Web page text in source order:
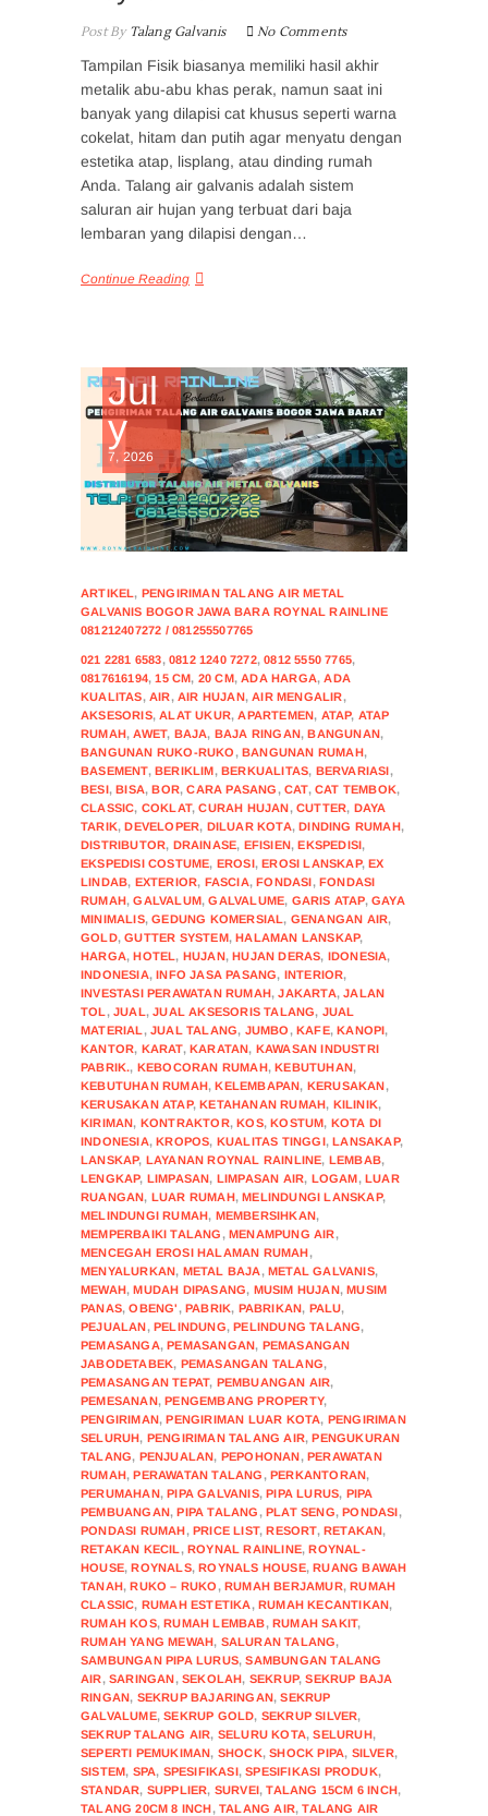
Post ByTalang Galvanis No Comments
Tampilan Fisik biasanya memiliki hasil akhir
metalik abu-abu khas perak, namun saat ini
banyak yang dilapisi cat khusus seperti warna
cokelat, hitam dan putih agar menyatu dengan
estetika atap, lisplang, atau dinding rumah
Anda. Talang air galvanis adalah sistem
saluran air hujan yang terbuat dari baja
lembaran yang dilapisi dengan…
Continue Reading
Jul
y
7, 2026
ARTIKEL, PENGIRIMAN TALANG AIR METAL
GALVANIS BOGOR JAWA BARA ROYNAL RAINLINE
081212407272 / 081255507765
021 2281 6583,0812 1240 7272,0812 5550 7765,
0817616194,15 CM, 20 CM,ADA HARGA,ADA
KUALITAS,AIR,AIR HUJAN,AIR MENGALIR,
AKSESORIS,ALAT UKUR,APARTEMEN, ATAP, ATAP
RUMAH,AWET, BAJA, BAJA RINGAN,BANGUNAN,
BANGUNAN RUKO-RUKO ,BANGUNAN RUMAH,
BASEMENT,BERIKLIM,BERKUALITAS, BERVARIASI,
BESI,BISA,BOR,CARA PASANG ,CAT,CAT TEMBOK,
CLASSIC, COKLAT,CURAH HUJAN,CUTTER, DAYA
TARIK,DEVELOPER, DILUAR KOTA,DINDING RUMAH,
DISTRIBUTOR, DRAINASE, EFISIEN,EKSPEDISI,
EKSPEDISI COSTUME, EROSI,EROSI LANSKAP,EX
LINDAB, EXTERIOR, FASCIA,FONDASI,FONDASI
RUMAH,GALVALUM,GALVALUME, GARIS ATAP,GAYA
MINIMALIS,GEDUNG KOMERSIAL, GENANGAN AIR,
GOLD,GUTTER SYSTEM,HALAMAN LANSKAP,
HARGA,HOTEL, HUJAN,HUJAN DERAS, IDONESIA,
INDONESIA,INFO JASA PASANG, INTERIOR,
INVESTASI PERAWATAN RUMAH,JAKARTA,JALAN
TOL ,JUAL,JUAL AKSESORIS TALANG, JUAL
MATERIAL ,JUAL TALANG, JUMBO ,KAFE,KANOPI,
KANTOR, KARAT,KARATAN, KAWASAN INDUSTRI
PABRIK., KEBOCORAN RUMAH,KEBUTUHAN,
KEBUTUHAN RUMAH,KELEMBAPAN, KERUSAKAN,
KERUSAKAN ATAP,KETAHANAN RUMAH, KILINIK,
KIRIMAN, KONTRAKTOR,KOS,KOSTUM, KOTA DI
INDONESIA,KROPOS, KUALITAS TINGGI,LANSAKAP,
LANSKAP, LAYANAN ROYNAL RAINLINE, LEMBAB,
LENGKAP, LIMPASAN, LIMPASAN AIR, LOGAM,LUAR
RUANGAN, LUAR RUMAH,MELINDUNGI LANSKAP,
MELINDUNGI RUMAH, MEMBERSIHKAN,
MEMPERBAIKI TALANG ,MENAMPUNG AIR,
MENCEGAH EROSI HALAMAN RUMAH,
MENYALURKAN, METAL BAJA,METAL GALVANIS,
MEWAH,MUDAH DIPASANG, MUSIM HUJAN,MUSIM
PANAS,OBENG' ,PABRIK, PABRIKAN, PALU,
PEJUALAN,PELINDUNG,PELINDUNG TALANG,
PEMASANGA,PEMASANGAN, PEMASANGAN
JABODETABEK, PEMASANGAN TALANG,
PEMASANGAN TEPAT, PEMBUANGAN AIR,
PEMESANAN,PENGEMBANG PROPERTY,
PENGIRIMAN,PENGIRIMAN LUAR KOTA, PENGIRIMAN
SELURUH, PENGIRIMAN TALANG AIR,PENGUKURAN
TALANG, PENJUALAN, PEPOHONAN,PERAWATAN
RUMAH,PERAWATAN TALANG ,PERKANTORAN,
PERUMAHAN,PIPA GALVANIS,PIPA LURUS, PIPA
PEMBUANGAN,PIPA TALANG ,PLAT SENG,PONDASI,
PONDASI RUMAH,PRICE LIST,RESORT,RETAKAN,
RETAKAN KECIL ,ROYNAL RAINLINE,ROYNAL-
HOUSE,ROYNALS,ROYNALS HOUSE,RUANG BAWAH
TANAH,RUKO – RUKO ,RUMAH BERJAMUR,RUMAH
CLASSIC, RUMAH ESTETIKA,RUMAH KECANTIKAN,
RUMAH KOS,RUMAH LEMBAB,RUMAH SAKIT,
RUMAH YANG MEWAH, SALURAN TALANG,
SAMBUNGAN PIPA LURUS,SAMBUNGAN TALANG
AIR,SARINGAN,SEKOLAH, SEKRUP,SEKRUP BAJA
RINGAN, SEKRUP BAJARINGAN,SEKRUP
GALVALUME,SEKRUP GOLD, SEKRUP SILVER,
SEKRUP TALANG AIR, SELURU KOTA,SELURUH,
SEPERTI PEMUKIMAN, SHOCK,SHOCK PIPA, SILVER,
SISTEM, SPA, SPESIFIKASI,SPESIFIKASI PRODUK,
STANDAR, SUPPLIER, SURVEI,TALANG 15CM 6 INCH,
TALANG 20CM 8 INCH,TALANG AIR,TALANG AIR